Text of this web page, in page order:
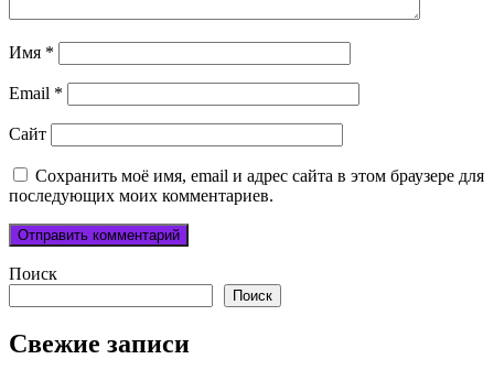
Имя *
Email *
Сайт
Сохранить моё имя, email и адрес сайта в этом браузере для
последующих моих комментариев.
Поиск
Поиск
Свежие записи